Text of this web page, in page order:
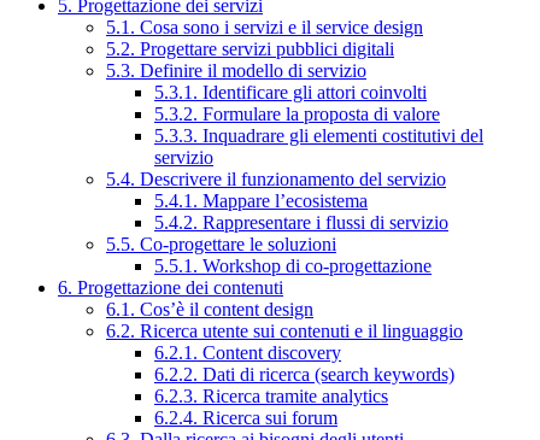
5. Progettazione dei servizi
5.1. Cosa sono i servizi e il service design
5.2. Progettare servizi pubblici digitali
5.3. Definire il modello di servizio
5.3.1. Identificare gli attori coinvolti
5.3.2. Formulare la proposta di valore
5.3.3. Inquadrare gli elementi costitutivi del
servizio
5.4. Descrivere il funzionamento del servizio
5.4.1. Mappare l’ecosistema
5.4.2. Rappresentare i flussi di servizio
5.5. Co-progettare le soluzioni
5.5.1. Workshop di co-progettazione
6. Progettazione dei contenuti
6.1. Cos’è il content design
6.2. Ricerca utente sui contenuti e il linguaggio
6.2.1. Content discovery
6.2.2. Dati di ricerca (search keywords)
6.2.3. Ricerca tramite analytics
6.2.4. Ricerca sui forum